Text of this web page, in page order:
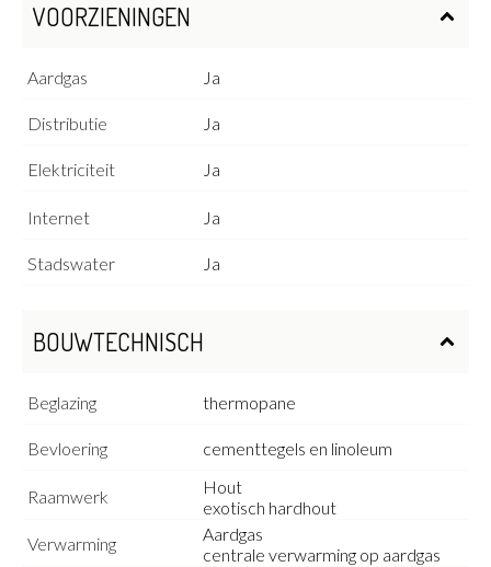
VOORZIENINGEN
Aardgas Ja
Distributie Ja
Elektriciteit Ja
Internet Ja
Stadswater Ja
BOUWTECHNISCH
Beglazing thermopane
Bevloering cementtegels en linoleum
Raamwerk
Hout
exotisch hardhout
Verwarming
Aardgas
centrale verwarming op aardgas